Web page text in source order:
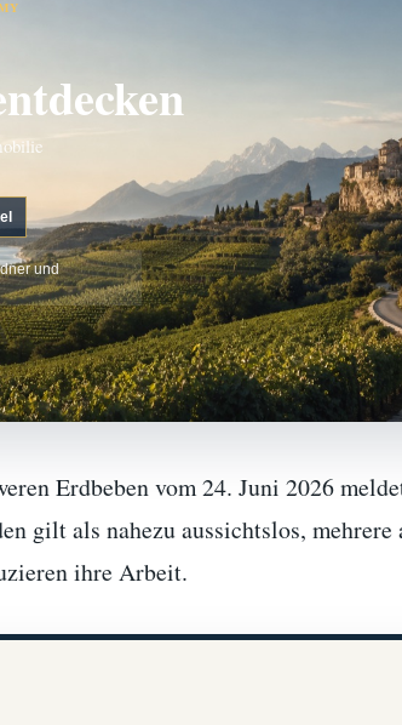
und
Erdbeben vom 24. Juni 2026
gilt als nahezu aussichtslos, mehrere
ihre Arbeit.